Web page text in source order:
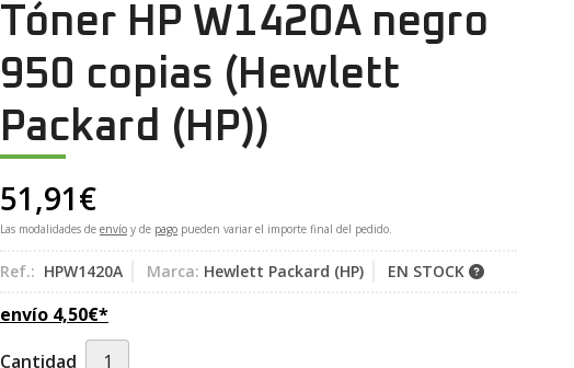
Tóner HP W1420A negro
950 copias (Hewlett
Packard (HP))
51,91€
Las modalidades de envío y de pago pueden variar el importe final del pedido.
Ref.: HPW1420A Marca: Hewlett Packard (HP) EN STOCK
envío 4,50€*
Cantidad